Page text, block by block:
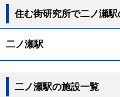
住む街研究所で二ノ瀬
二ノ瀬駅
二ノ瀬駅の施設一覧